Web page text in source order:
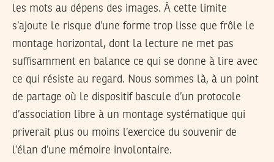
les mots au dépens des images. À cette limite
s’ajoute le risque d’une forme trop lisse que frôle le
montage horizontal, dont la lecture ne met pas
suffisamment en balance ce qui se donne à lire avec
ce qui résiste au regard. Nous sommes là, à un point
de partage où le dispositif bascule d’un protocole
d’association libre à un montage systématique qui
priverait plus ou moins l’exercice du souvenir de
l’élan d’une mémoire involontaire.